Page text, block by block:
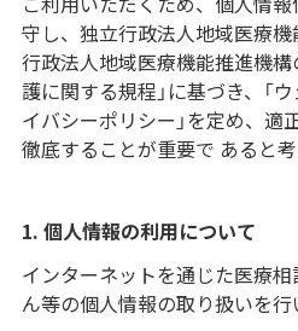
守し、独立行政法人地域医療機
行政法人地域医療機能推進機
護に関する規程」に基づき、「
イバシーポリシー」を定め、適
徹底することが重要で あると考
1. 個人情報の利用について
インターネットを通じた医療
ん等の個人情報の取り扱いを行